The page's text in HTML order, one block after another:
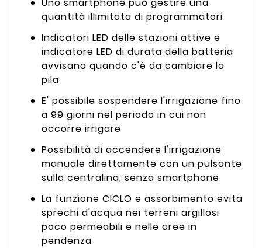
quantità illimitata di programmatori
Indicatori LED delle stazioni attive e
indicatore LED di durata della batteria
avvisano quando c'è da cambiare la
pila
E' possibile sospendere l'irrigazione fino
a 99 giorni nel periodo in cui non
occorre irrigare
Possibilità di accendere l'irrigazione
manuale direttamente con un pulsante
sulla centralina, senza smartphone
La funzione CICLO e assorbimento evita
sprechi d'acqua nei terreni argillosi
poco permeabili e nelle aree in
pendenza